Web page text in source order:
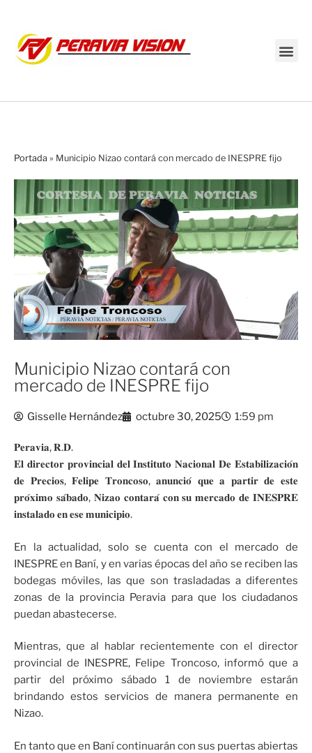
Portada » Municipio Nizao contará con mercado de INESPRE fijo
Municipio Nizao contará con
mercado de INESPRE fijo
Gisselle Hernández octubre 30, 2025 1:59 pm
𝐏𝐞𝐫𝐚𝐯𝐢𝐚, 𝐑.𝐃.
𝐄𝐥 𝐝𝐢𝐫𝐞𝐜𝐭𝐨𝐫 𝐩𝐫𝐨𝐯𝐢𝐧𝐜𝐢𝐚𝐥 𝐝𝐞𝐥 𝐈𝐧𝐬𝐭𝐢𝐭𝐮𝐭𝐨 𝐍𝐚𝐜𝐢𝐨𝐧𝐚𝐥 𝐃𝐞 𝐄𝐬𝐭𝐚𝐛𝐢𝐥𝐢𝐳𝐚𝐜𝐢𝐨́𝐧
𝐝𝐞 𝐏𝐫𝐞𝐜𝐢𝐨𝐬, 𝐅𝐞𝐥𝐢𝐩𝐞 𝐓𝐫𝐨𝐧𝐜𝐨𝐬𝐨, 𝐚𝐧𝐮𝐧𝐜𝐢𝐨́ 𝐪𝐮𝐞 𝐚 𝐩𝐚𝐫𝐭𝐢𝐫 𝐝𝐞 𝐞𝐬𝐭𝐞
𝐩𝐫𝐨́𝐱𝐢𝐦𝐨 𝐬𝐚́𝐛𝐚𝐝𝐨, 𝐍𝐢𝐳𝐚𝐨 𝐜𝐨𝐧𝐭𝐚𝐫𝐚́ 𝐜𝐨𝐧 𝐬𝐮 𝐦𝐞𝐫𝐜𝐚𝐝𝐨 𝐝𝐞 𝐈𝐍𝐄𝐒𝐏𝐑𝐄
𝐢𝐧𝐬𝐭𝐚𝐥𝐚𝐝𝐨 𝐞𝐧 𝐞𝐬𝐞 𝐦𝐮𝐧𝐢𝐜𝐢𝐩𝐢𝐨.
En la actualidad, solo se cuenta con el mercado de
INESPRE en Baní, y en varias épocas del año se reciben las
bodegas móviles, las que son trasladadas a diferentes
zonas de la provincia Peravia para que los ciudadanos
puedan abastecerse.
Mientras, que al hablar recientemente con el director
provincial de INESPRE, Felipe Troncoso, informó que a
partir del próximo sábado 1 de noviembre estarán
brindando estos servicios de manera permanente en
Nizao.
En tanto que en Baní continuarán con sus puertas abiertas